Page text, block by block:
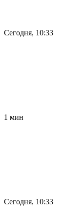
Сегодня, 10:33
1 мин
Сегодня, 10:33